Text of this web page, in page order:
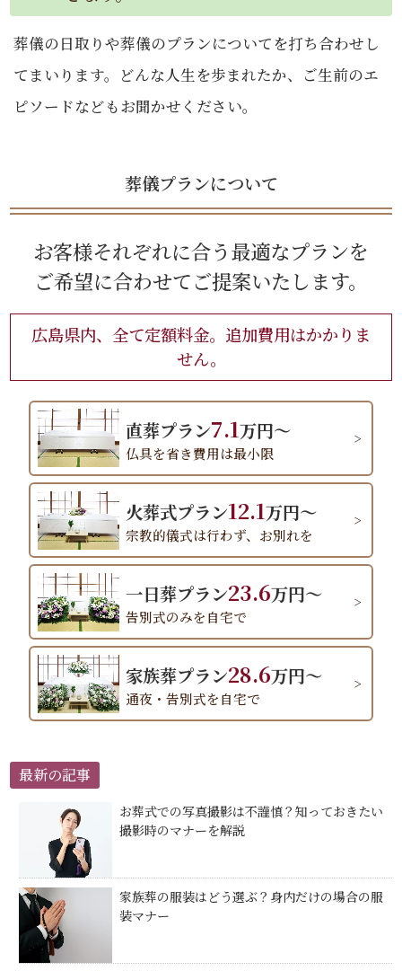
葬儀の日取りや葬儀のプランについてを打ち合わせし
てまいります。どんな人生を歩まれたか、ご生前のエ
ピソードなどもお聞かせください。
葬儀プランについて
お客様それぞれに合う最適なプランを
ご希望に合わせてご提案いたします。
広島県内、全て定額料金。追加費用はかかりま
せん。
直葬プラン7.1万円～
仏具を省き費用は最小限
火葬式プラン12.1万円～
宗教的儀式は行わず、お別れを
一日葬プラン23.6万円～
告別式のみを自宅で
家族葬プラン28.6万円～
通夜・告別式を自宅で
最新の記事
お葬式での写真撮影は不謹慎？知っておきたい
撮影時のマナーを解説
家族葬の服装はどう選ぶ？身内だけの場合の服
装マナー